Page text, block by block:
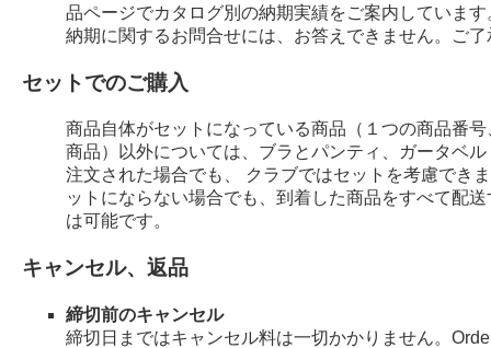
品ページでカタログ別の納期実績をご案内しています
納期に関するお問合せには、お答えできません。ご
セットでのご購入
商品自体がセットになっている商品（１つの商品番
商品）以外については、ブラとパンティ、ガータベ
注文された場合でも、 クラブではセットを考慮でき
ットにならない場合でも、到着した商品をすべて配
は可能です。
キャンセル、返品
締切前のキャンセル
締切日まではキャンセル料は一切かかりません。